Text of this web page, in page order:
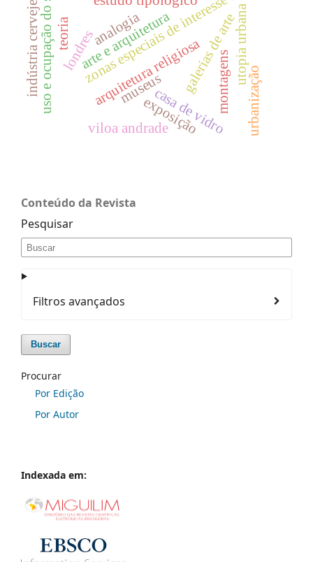
arquitetura religiosa
zonas especiais de interesse social
arte e arquitetura
museus galerias de arte
montagens
casa de vidro
exposição
londres
uso e ocupação do solo
viloa andrade
analogia utopia urbana
teoria
indústria cervejeira
urbanização
Conteúdo da Revista
Pesquisar
Filtros avançados
Buscar
Procurar
Por Edição
Por Autor
Indexada em: